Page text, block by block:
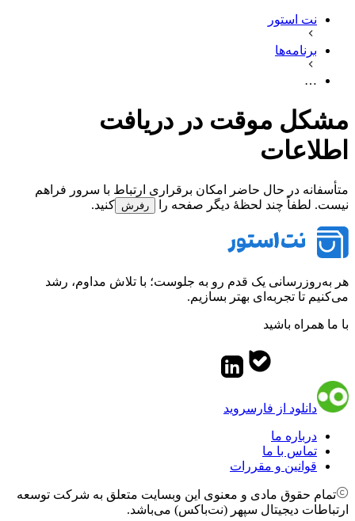
نت استور
برنامه‌ها
…
مشکل موقت در دریافت
اطلاعات
متأسفانه در حال حاضر امکان برقراری ارتباط با سرور فراهم
نیست. لطفاً چند لحظهٔ دیگر صفحه را
رفرش کنید.
هر به‌روزرسانی یک قدم رو به جلوست؛ با تلاش مداوم، رشد
می‌کنیم تا تجربه‌ای بهتر بسازیم.
با ما همراه باشید
دانلود از فارسروید
درباره ما
تماس با ما
قوانین و مقررات
تمام حقوق مادی و معنوی این وبسایت متعلق به شرکت توسعه
ارتباطات دیجیتال سپهر (نت‌باکس) می‌باشد.